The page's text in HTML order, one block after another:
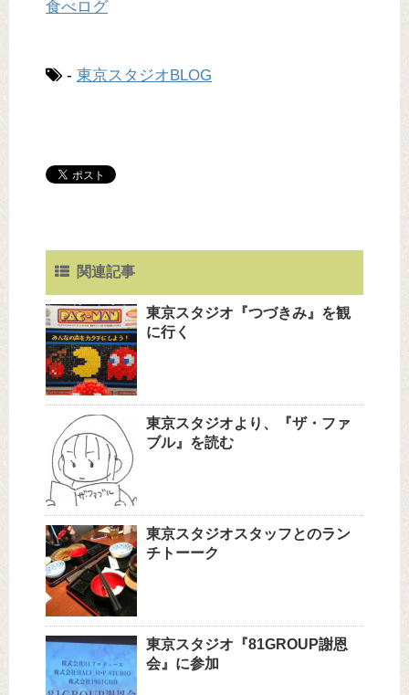
食べログ
- 東京スタジオBLOG
関連記事
東京スタジオ『つづきみ』を観
に行く
東京スタジオより、『ザ・ファ
ブル』を読む
東京スタジオスタッフとのラン
チトーーク
東京スタジオ『81GROUP謝恩
会』に参加